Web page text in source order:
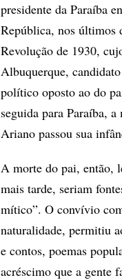
presidente da Paraíba
República, nos últimos
Revolução de 1930,
Albuquerque,
político oposto ao do
seguida para Paraíba,
Ariano passou sua
A morte do pai, então,
mais tarde, seriam
mítico”. O convívio
naturalidade, permitiu
e contos, poemas
acréscimo que a gente